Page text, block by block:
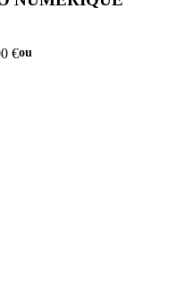
€ou